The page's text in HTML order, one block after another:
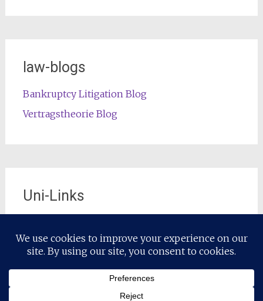
law-blogs
Bankruptcy Litigation Blog
Vertragstheorie Blog
Uni-Links
Restrukturierungsrecht / Restructuring Law